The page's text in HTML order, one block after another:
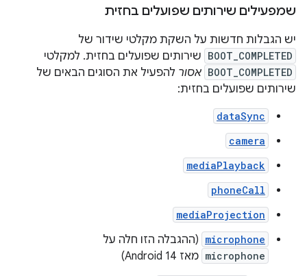
שמפעילים שירותים שפועלים בחזית
יש הגבלות חדשות על השקת מקלטי שידור של
BOOT_COMPLETED שירותים שפועלים בחזית. למקלטי
BOOT_COMPLETED אסור להפעיל את הסוגים הבאים של
שירותים שפועלים בחזית:
dataSync
camera
mediaPlayback
phoneCall
mediaProjection
microphone (ההגבלה הזו חלה על
microphone מאז Android 14)